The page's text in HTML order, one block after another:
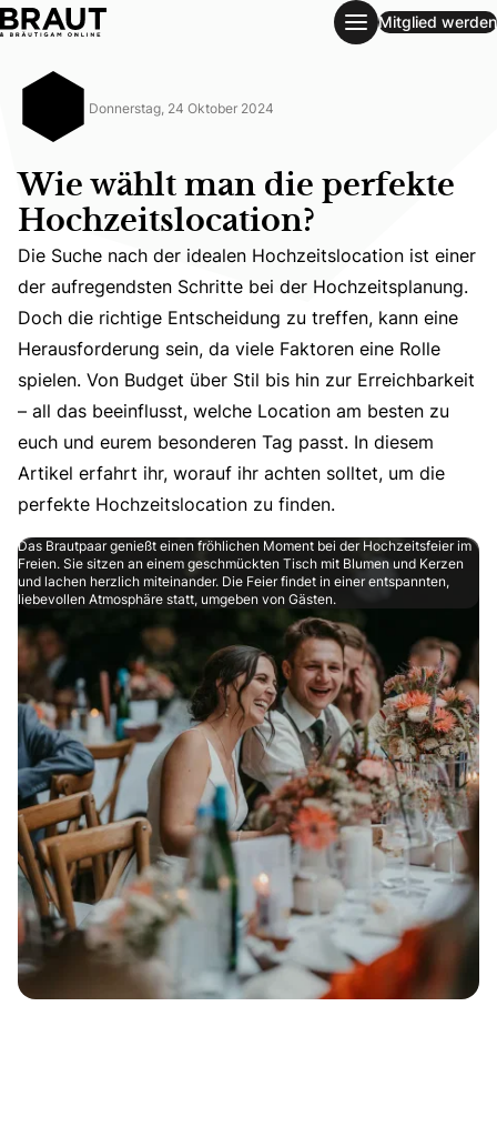
Wie wählt man die perfekte Hochzeitslocation?
Mitglied werden
Donnerstag, 24 Oktober 2024
Wie wählt man die perfekte
Hochzeitslocation?
Die Suche nach der idealen Hochzeitslocation ist einer
Die Suche nach der idealen Hochzeitslocation ist einer
der aufregendsten Schritte bei der Hochzeitsplanung.
Doch die richtige Entscheidung zu treffen, kann eine
Herausforderung sein, da viele Faktoren eine Rolle
spielen. Von Budget über Stil bis hin zur Erreichbarkeit
– all das beeinflusst, welche Location am besten zu
euch und eurem besonderen Tag passt. In diesem
Artikel erfahrt ihr, worauf ihr achten solltet, um die
perfekte Hochzeitslocation zu finden.
Das Brautpaar genießt einen fröhlichen Moment bei der Hochzeitsfeier im
Freien. Sie sitzen an einem geschmückten Tisch mit Blumen und Kerzen
und lachen herzlich miteinander. Die Feier findet in einer entspannten,
liebevollen Atmosphäre statt, umgeben von Gästen.